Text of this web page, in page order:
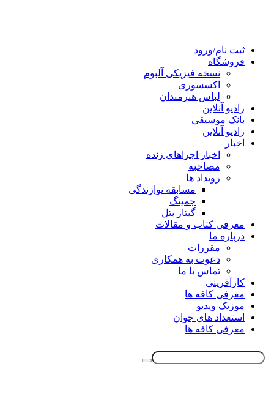
ثبت نام/ورود
فروشگاه
نسخه فیزیکی آلبوم
اکسسوری
لباس هنرمندان
رادیو آنلاین
بانک موسیقی
رادیو آنلاین
اخبار
اخبار اجراهای زنده
مصاحبه
رویداد ها
مسابقه نوازندگی
جمینگ
گیتار بتل
معرفی کتاب و مقالات
درباره ما
مقررات
دعوت به همکاری
تماس با ما
کارآفرینی
معرفی کافه ها
موزیک ویدیو
استعداد های جوان
معرفی کافه ها